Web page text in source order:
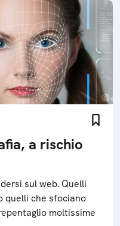
a rischio
sul web. Quelli
quelli che sfociano
moltissime